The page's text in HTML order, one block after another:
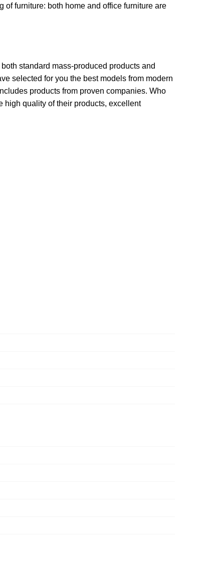
furniture: both home and office furniture are
standard mass-produced products and
selected for you the best models from modern
products from proven companies. Who
high quality of their products, excellent